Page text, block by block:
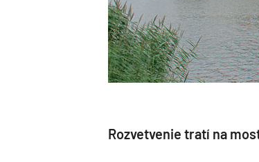
Rozvetvenie tratí na